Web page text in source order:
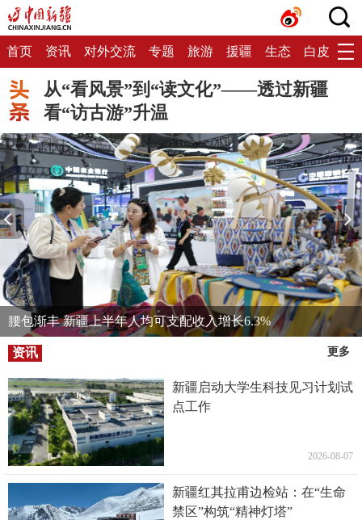
首页 资讯 对外交流 专题 旅游 援疆 生态 白皮书
从“看风景”到“读文化”——透过新疆
看“访古游”升温
腰包渐丰 新疆上半年人均可支配收入增长6.3%
资讯 更多
新疆启动大学生科技见习计划试
点工作
2026-08-07
新疆红其拉甫边检站：在“生命
禁区”构筑“精神灯塔”